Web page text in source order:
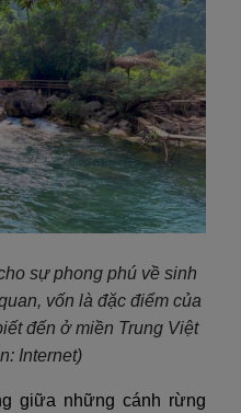
sự phong phú về sinh
vốn là đặc điểm của
đến ở miền Trung Việt
Internet)
giữa những cánh rừng